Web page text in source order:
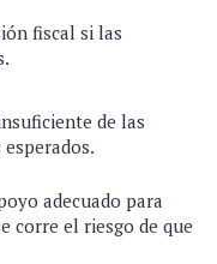
fiscal si las
de las
adecuado para
corre el riesgo de que